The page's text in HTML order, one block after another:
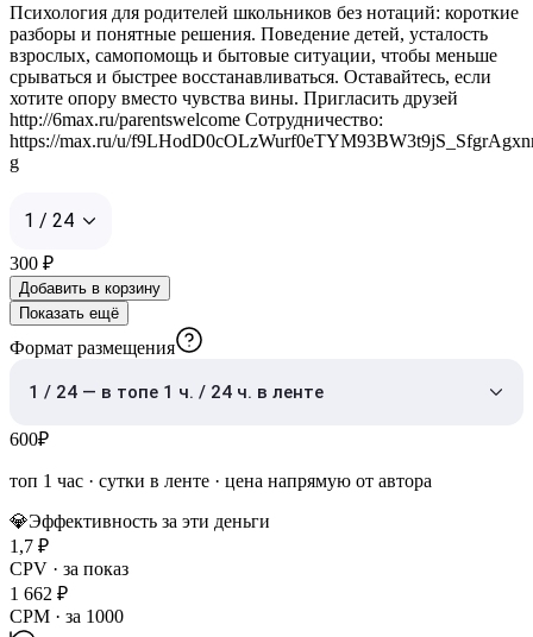
Психология для родителей школьников без нотаций: короткие
разборы и понятные решения. Поведение детей, усталость
взрослых, самопомощь и бытовые ситуации, чтобы меньше
срываться и быстрее восстанавливаться. Оставайтесь, если
хотите опору вместо чувства вины. Пригласить друзей
http://6max.ru/parentswelcome Сотрудничество:
https://max.ru/u/
g
1 / 24
300 ₽
Добавить в корзину
Показать ещё
Формат размещения
1 / 24 — в топе 1 ч. / 24 ч. в ленте
600₽
топ 1 час · сутки в ленте · цена напрямую от автора
💎Эффективность за эти деньги
1,7 ₽
CPV · за показ
1 662 ₽
CPM · за 1000